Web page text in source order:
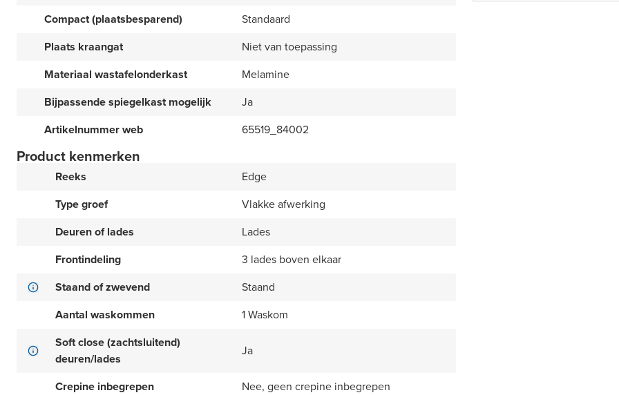
Compact (plaatsbesparend)
Standaard
Plaats kraangat
Niet van toepassing
Materiaal wastafelonderkast
Melamine
Bijpassende spiegelkast mogelijk
Ja
Artikelnummer web
65519_84002
Product kenmerken
Reeks
Edge
Type groef
Vlakke afwerking
Deuren of lades
Lades
Frontindeling
3 lades boven elkaar
Staand of zwevend
Staand
Aantal waskommen
1 Waskom
Soft close (zachtsluitend)
deuren/lades
Ja
Crepine inbegrepen
Nee, geen crepine inbegrepen